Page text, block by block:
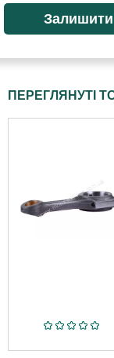
ПЕРЕГЛЯНУТІ